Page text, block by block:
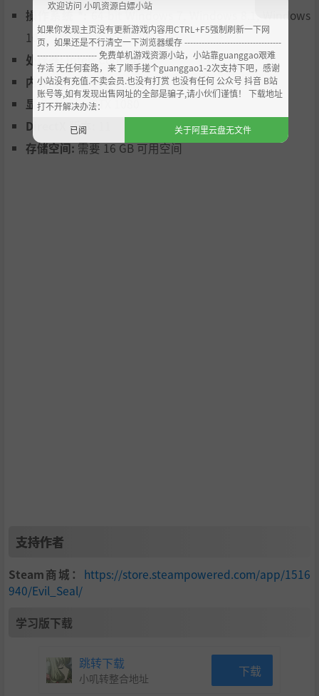
打破，一个新的个体--恶魔之子出现在人间。这个人让世界
上一部分人失去了人性，而这些人在前些年被 "神迹 "治愈了
绝症，并被贴上了新 "弥赛亚 "的标签。
幸存者模式：
同的关卡组成，您必须在规定时间内杀死尽可能多的怪物。
时间和方式累积奖励分数。
操作系统 *:64-bit Windows 7, Windows 8.1, Windows
10
处理器:Intel® Core™ i7
内存:16 GB RAM
显卡:Nvidia GTX 1080
DirectX 版本:
存储空间:需要 16 GB 可用空间
支持作者
Steam商城： https://store.steampowered.com/app/1516
940/Evil_Seal/
学习版下载
跳转下载
小叽转整合地址 下载
欢迎访问 小叽资源白嫖小站
如果你发现主页没有更新游戏内容用CTRL+F5强制刷新一下网
页，如果还是不行清空一下浏览器缓存 ----------------------------------
--------------------- 免费单机游戏资源小站，小站靠guanggao艰难
存活 无任何套路，来了顺手搓个guanggao1-2次支持下吧，感谢
小站没有充值.不卖会员.也没有打赏 也没有任何 公众号 抖音 B站
账号等,如有发现出售网址的全部是骗子,请小伙们谨慎！ 下载地址
打不开解决办法：
已阅
关于阿里云盘无文件